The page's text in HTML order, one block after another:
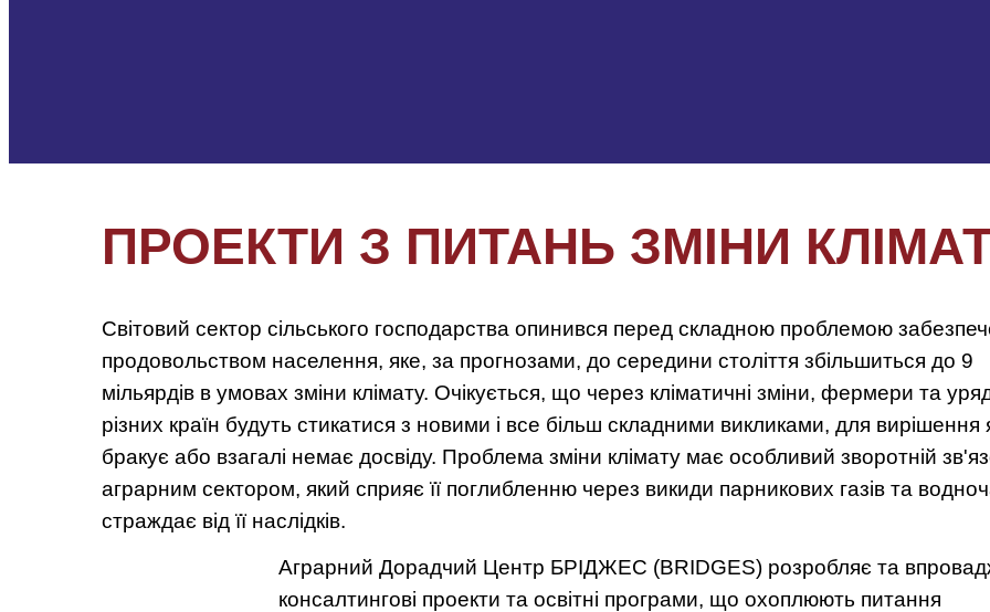
ПРОЕКТИ З ПИТАНЬ ЗМІНИ
Світовий сектор сільського господарства опинився перед складною проблемою
продовольством населення, яке, за прогнозами, до середини століття збільшиться до 9
мільярдів в умовах зміни клімату. Очікується, що через кліматичні зміни, фермери та
різних країн будуть стикатися з новими і все більш складними викликами, для вирішення
бракує або взагалі немає досвіду. Проблема зміни клімату має особливий зворотній
аграрним сектором, який сприяє її поглибленню через викиди парникових газів та
страждає від її наслідків.
Аграрний Дорадчий Центр БРІДЖЕС (BRIDGES) розробляє та
консалтингові проекти та освітні програми, що охоплюють питання